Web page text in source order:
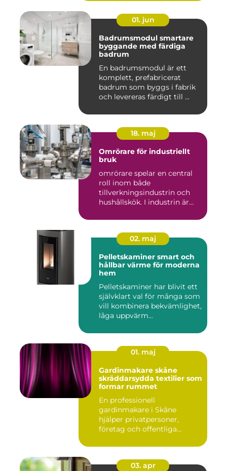
01. jun
Badrumsmodul smartare
byggande med färdiga
badrum
En badrumsmodul är ett
komplett, prefabricerat
badrum som byggs i fabrik
och levereras färdigt till ...
18. maj
Omrörare för industriellt
bruk
omrörare spelar en central
roll inom både
tillverkningsindustrin och
hushållskök. I industrin är
02. maj
Pelletskaminer smart och
hållbar värme för moderna
hem
Pelletskaminer har blivit ett
självklart val för många som
vill kombinera bekvämlighet,
låga uppvärm...
01. maj
Gardinmakare skåne
skräddarsydda textilier som
formar rummet
En professionell
gardinmakare i Skåne
hjälper privatpersoner,
företag och offentliga
03. apr